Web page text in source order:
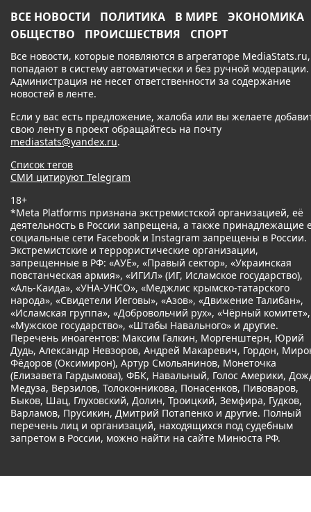
ВСЕ НОВОСТИ ПОЛИТИКА В МИРЕ
ЭКОНОМИКА
ОБЩЕСТВО
ПРОИСШЕСТВИЯ СПОРТ
Все новости, которые появляются в агрегаторе MediaStats.ru,
попадают в систему автоматически и без ручной модерации.
Администрация не несет ответственности за содержание
новостей в ленте.
Если у вас есть предложение, жалоба или вы желаете
свою ленту в проект обращайтесь на почту
mediastats@yandex.ru.
Список тегов
СМИ цитируют Telegram
18+
*Meta Platforms признана экстремистской организацией, её
деятельность в России запрещена, а также принадлежащие
социальные сети Facebook и Instagram запрещены в России.
Экстремистские и террористические организации,
запрещенные в РФ: «АУЕ», «Правый сектор», «Украинская
повстанческая армия», «ИГИЛ» (ИГ, Исламское государство),
«Аль-Каида», «УНА-УНСО», «Меджлис крымско-татарского
народа», «Свидетели Иеговы», «Азов», «Движение Талибан»,
«Исламская группа», «Добровольчий рух», «Чёрный комитет»,
«Мужское государство», «Штабы Навального» и другие.
Перечень иноагентов: Максим Галкин, Моргенштерн, Юрий
Дудь, Александр Невзоров, Андрей Макаревич, Гордон,
Фёдоров (Оксимирон), Артур Смольянинов, Монеточка
(Елизавета Гардымова), ФБК, Навальный, Голос Америки,
Медуза, Верзилов, Толоконникова, Понасенков, Пивоваров,
Быков, Шац, Глуховский, Долин, Троицкий, Земфира, Гудков,
Варламов, Прусикин, Дмитрий Потапенко и другие. Полный
перечень лиц и организаций, находящихся под судебным
запретом в России, можно найти на сайте Минюста РФ.